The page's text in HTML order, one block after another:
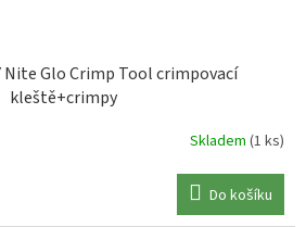
Nite Glo Crimp Tool crimpovací
kleště+crimpy
Skladem (1 ks)
Do košíku